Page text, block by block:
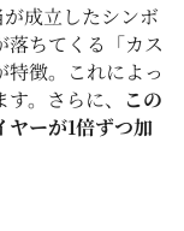
成立したシンボ
落ちてくる「カス
徴。これによっ
。さらに、
この
ヤーが1倍ずつ加